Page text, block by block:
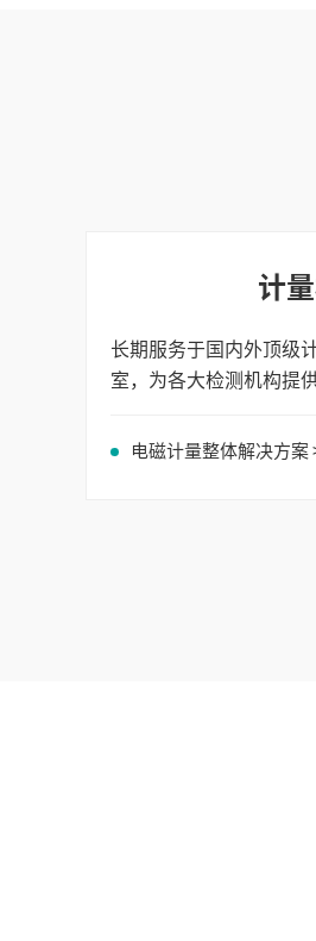
计
长期服务于国内外顶级
室，为各大检测机构提
电磁计量整体解决方案